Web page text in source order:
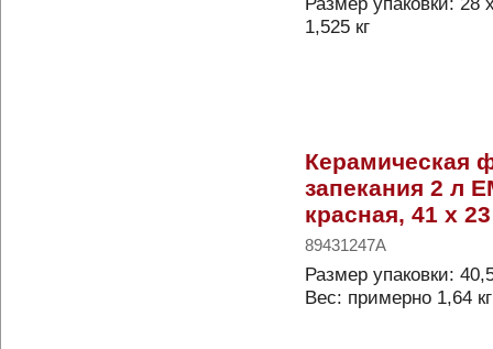
1,525 кг
Керамическая
запекания 2 л
красная, 41 x
89431247A
Размер упаковки:
Вес: примерно 1,64 кг